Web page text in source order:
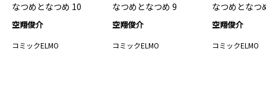
なつめとなつめ 10
空翔俊介
コミックELMO
なつめとなつめ 9
空翔俊介
コミックELMO
なつめとなつ
空翔俊介
コミックELMO